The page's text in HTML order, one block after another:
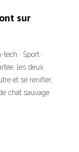
sur
· Sport ·
les deux
et se renifler,
chat sauvage